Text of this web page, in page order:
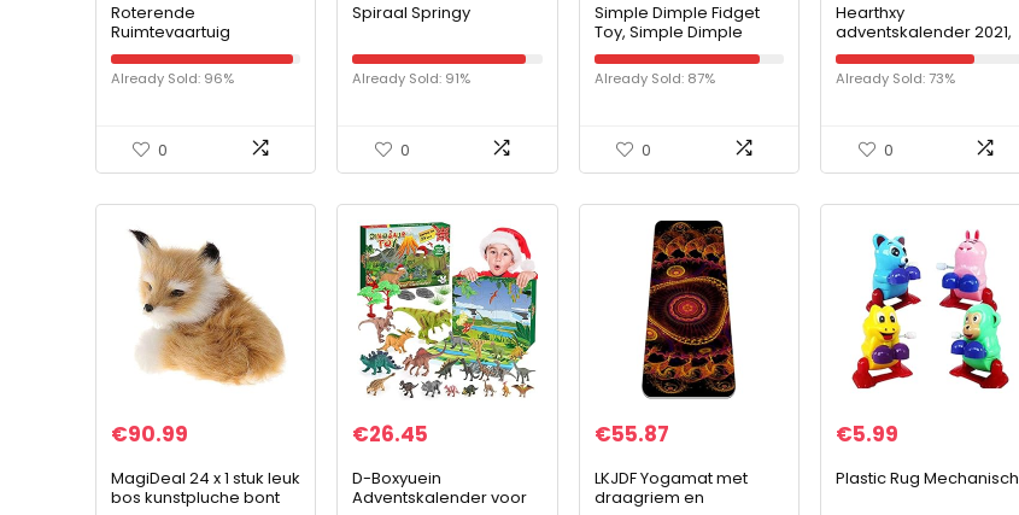
Roterende
Ruimtevaartuig
Speelgoed
Kinderverjaardagscad
eau
Already Sold: 96%
0
Spiraal Springy
Already Sold: 91%
0
Simple Dimple Fidget
Toy, Simple Dimple
Fidget Popper voor
kinderen en
volwassenen, Soft
angst, stress, dyspraxie,
ADHD, autisme Fidget-
Already Sold: 87%
0
Hearthxy
adventskalender 2021,
edelstenen ​voor
kinderen​
Kerstadventskalender
Already Sold: 73%
0
€90.99
MagiDeal 24 x 1 stuk leuk
bos kunstpluche bont
€26.45
D-Boxyuein
Adventskalender voor
€55.87
LKJDF Yogamat met
draagriem en
€5.99
Plastic Rug Mechanisch